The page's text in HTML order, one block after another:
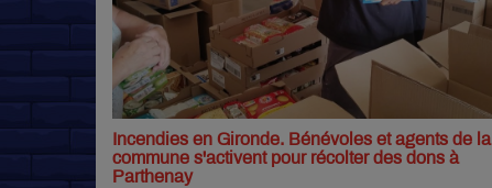
Incendies en Gironde. Bénévoles et agents de la
commune s'activent pour récolter des dons à
Parthenay